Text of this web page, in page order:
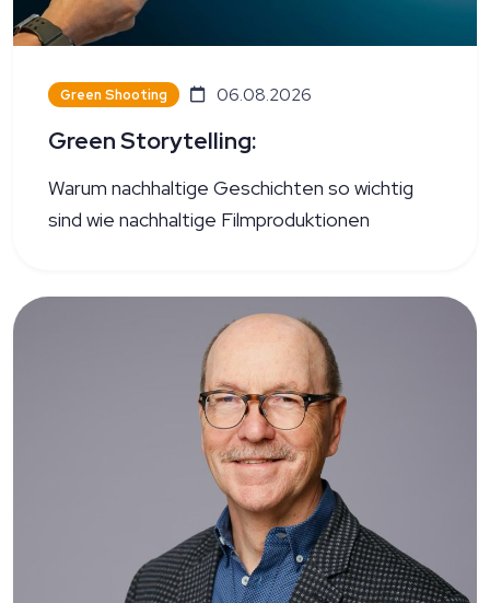
Green Shooting 06.08.2026
Green Storytelling:
Warum nachhaltige Geschichten so wichtig
sind wie nachhaltige Filmproduktionen